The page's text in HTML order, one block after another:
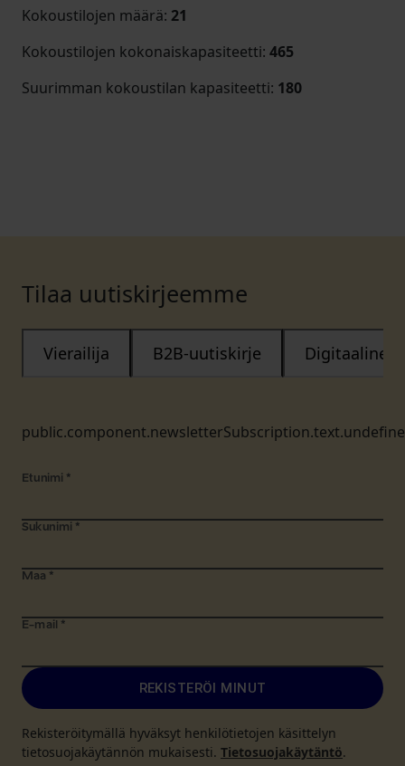
Kokoustilojen määrä: 21
Kokoustilojen kokonaiskapasiteetti: 465
Suurimman kokoustilan kapasiteetti: 180
Tilaa uutiskirjeemme
Vierailija B2B-uutiskirje Digitaalinen
Etunimi *
Sukunimi *
Maa *
E-mail *
REKISTERÖI MINUT
Rekisteröitymällä hyväksyt henkilötietojen käsittelyn
tietosuojakäytännön mukaisesti. Tietosuojakäytäntö.